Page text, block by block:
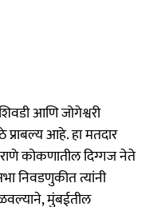
आणि जोगेश्वरी
प्राबल्य आहे. हा मतदार
राणे कोकणातील दिग्गज नेते
निवडणुकीत त्यांनी
मुंबईतील